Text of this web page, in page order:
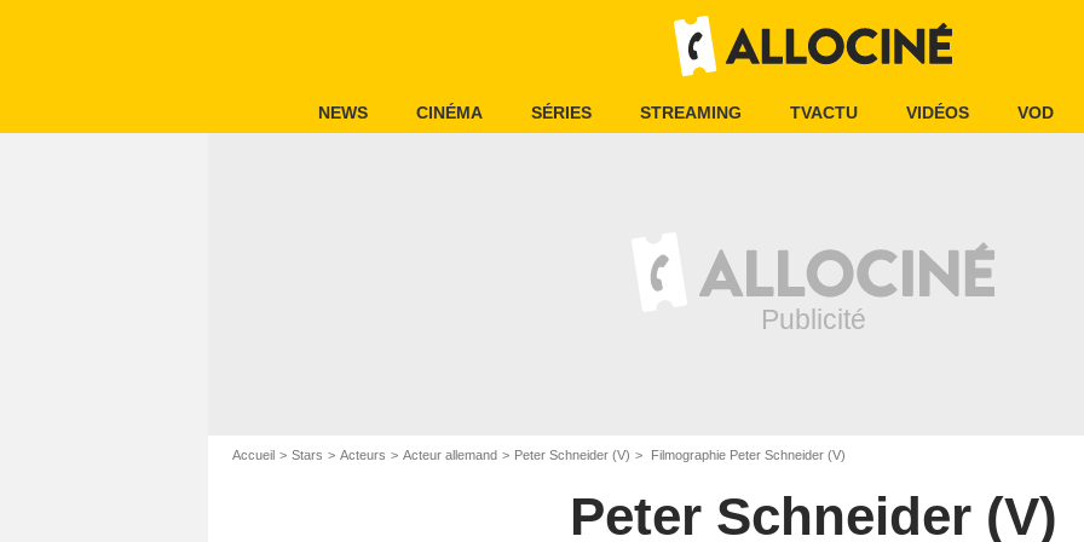
NEWS CINÉMA SÉRIES STREAMING TVACTU VIDÉOS VOD
Accueil Stars Acteurs Acteur allemand Peter Schneider (V) Filmographie Peter Schneider (V)
Peter Schneider (V)